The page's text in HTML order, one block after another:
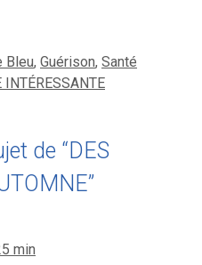
Bleu, Guérison, Santé
INTÉRESSANTE
de “DES
min